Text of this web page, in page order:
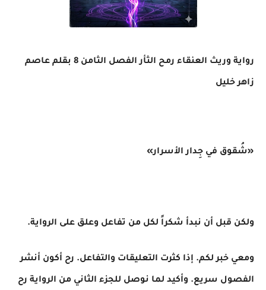
رواية وريث العنقاء رمح الثأر الفصل الثامن 8 بقلم عاصم
زاهر خليل
«شُقوق في جِدار الأسرار»
ولكن قبل أن نبدأ شكراً لكل من تفاعل وعلق على الرواية.
ومعي خبر لكم. إذا كثرت التعليقات والتفاعل. رح أكون أنشر
الفصول سريع. وأكيد لما نوصل للجزء الثاني من الرواية رح